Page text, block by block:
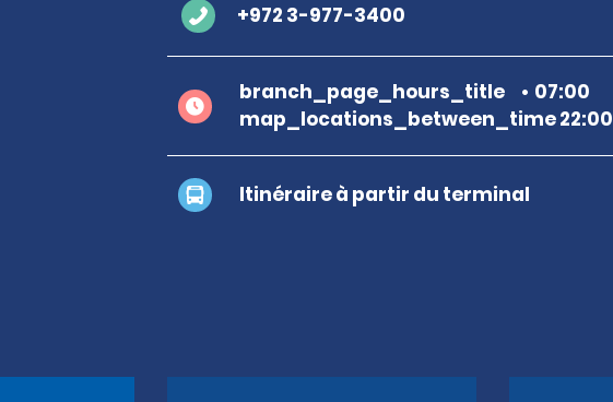
+972 3-977-3400
branch_page_hours_title
07:00
map_locations_between_time 22:00
Itinéraire à partir du terminal